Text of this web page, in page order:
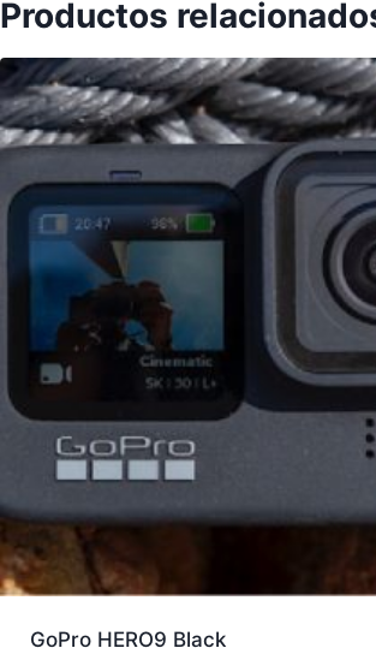
Productos
GoPro HERO9 Black